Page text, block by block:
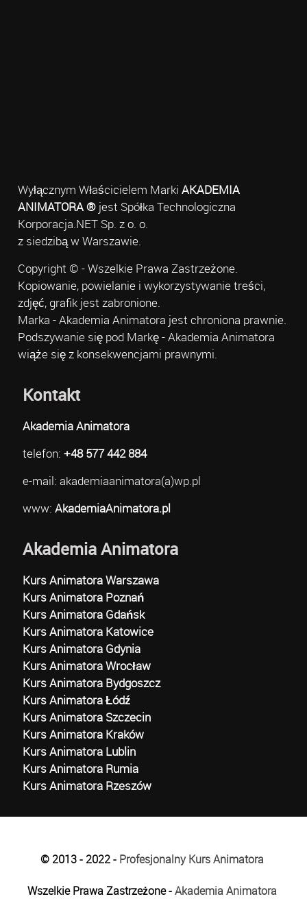
Wyłącznym Właścicielem Marki AKADEMIA
ANIMATORA ®jest Spółka Technologiczna
Korporacja.NET Sp. z o. o.
z siedzibą w Warszawie.
Copyright © - Wszelkie Prawa Zastrzeżone.
Kopiowanie, powielanie i wykorzystywanie treści,
zdjęć, grafik jest zabronione.
Marka - Akademia Animatora jest chroniona prawnie.
Podszywanie się pod Markę - Akademia Animatora
wiąże się z konsekwencjami prawnymi.
Kontakt
Akademia Animatora
telefon: +48 577 442 884
e-mail: akademiaanimatora(a)wp.pl
www: AkademiaAnimatora.pl
Akademia Animatora
Kurs Animatora Warszawa
Kurs Animatora Poznań
Kurs Animatora Gdańsk
Kurs Animatora Katowice
Kurs Animatora Gdynia
Kurs Animatora Wrocław
Kurs Animatora Bydgoszcz
Kurs Animatora Łódź
Kurs Animatora Szczecin
Kurs Animatora Kraków
Kurs Animatora Lublin
Kurs Animatora Rumia
Kurs Animatora Rzeszów
© 2013 - 2022 - Profesjonalny Kurs Animatora
Wszelkie Prawa Zastrzeżone -Akademia Animatora